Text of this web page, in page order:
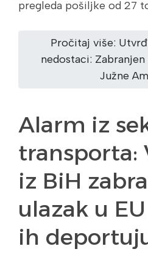
pregleda pošiljke od 27
Pročitaj više:
nedostaci:
Južne
Alarm iz
transporta:
iz BiH
ulazak u
ih